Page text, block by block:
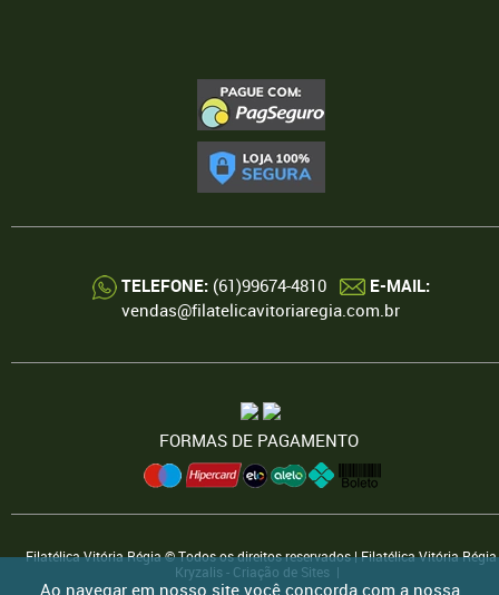
Ao navegar em nosso site você concorda com a nossa
TELEFONE:(61)99674-4810
E-MAIL:
vendas@filatelicavitoriaregia.com.br
FORMAS DE PAGAMENTO
Filatélica Vitória Régia © Todos os direitos reservados | Filatélica Vitória Régia
Kryzalis - Criação de Sites |